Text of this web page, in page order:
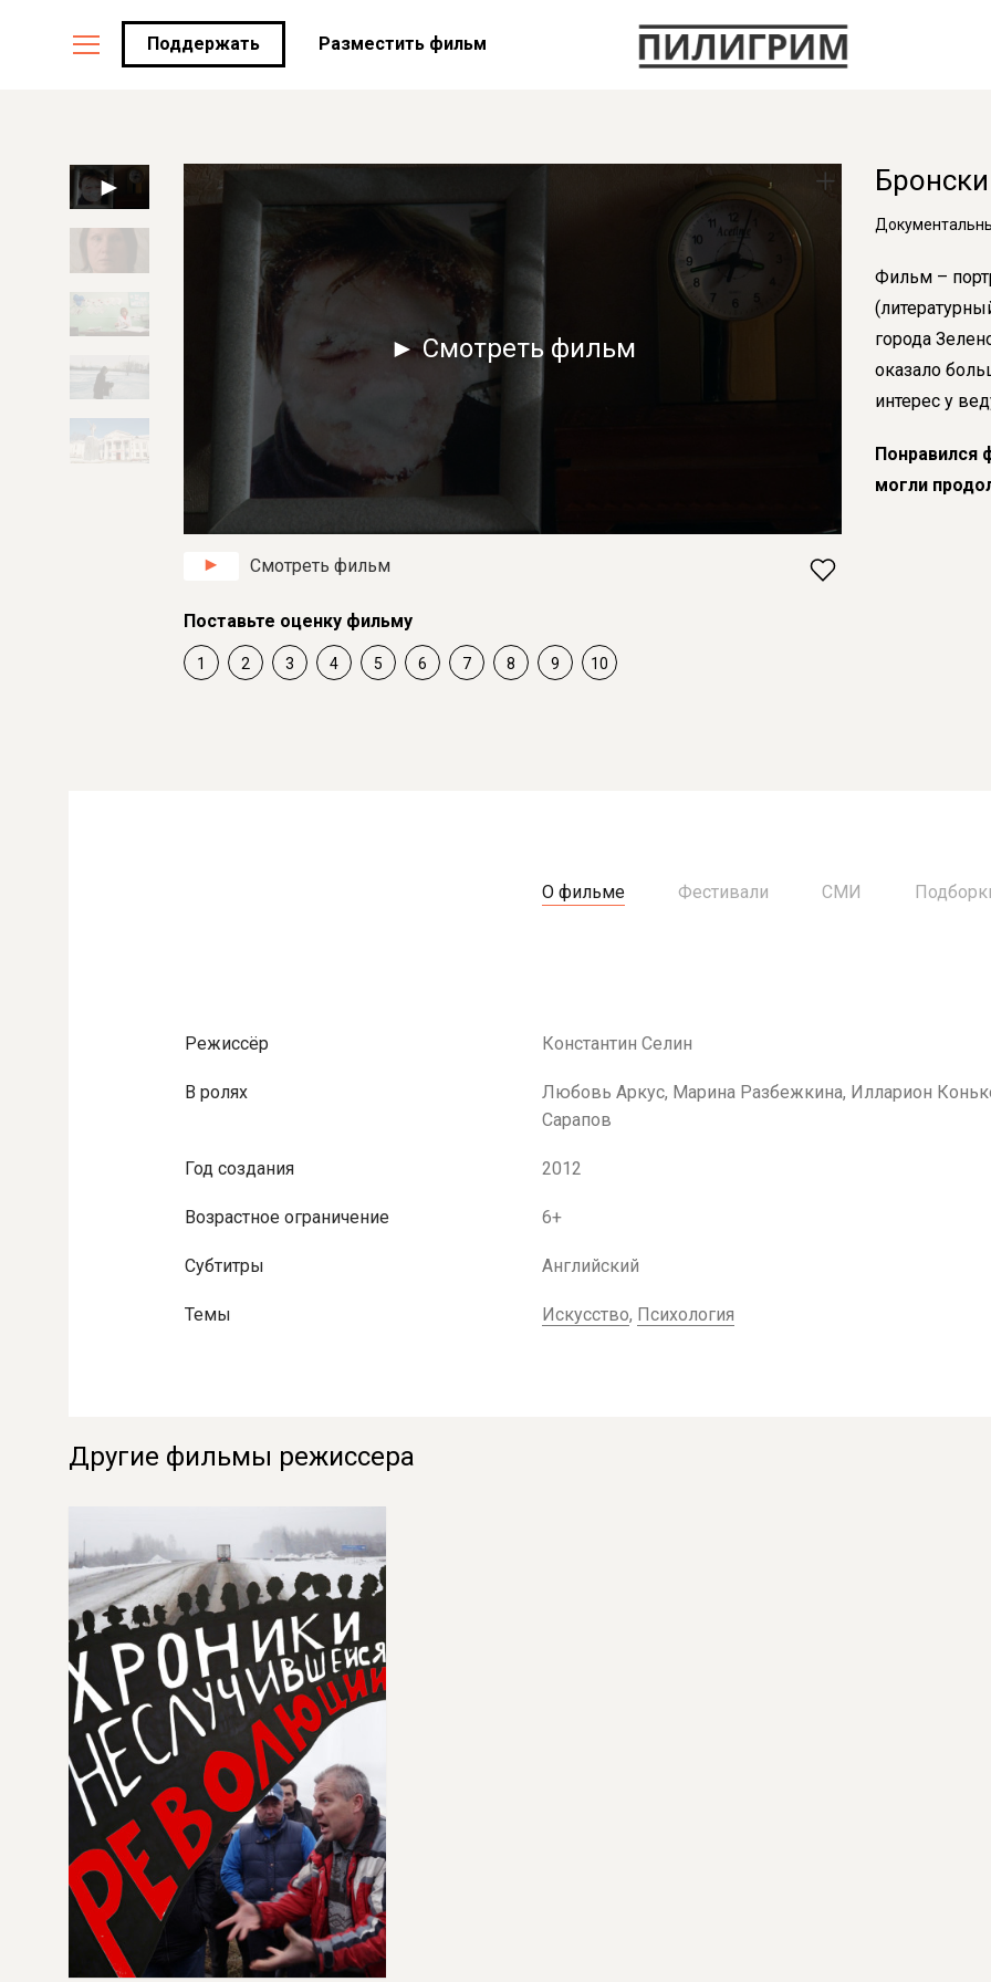
Поддержать Разместить фильм
► Смотреть фильм
Смотреть фильм
Поставьте оценку фильму
1 2 3 4 5 6 7 8 9 10
Фильм –
города
оказало
интерес у
Понравился
могли
О фильме Фестивали СМИ
Режиссёр Константин Селин
В ролях
Любовь Аркус, Марина Разбежкина, Илларион
Сарапов
Год создания 2012
Возрастное ограничение 6+
Субтитры Английский
Темы Искусство, Психология
Другие фильмы режиссера